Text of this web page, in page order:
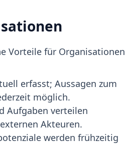
Vorteile für Organisationen
erfasst; Aussagen zum
möglich.
Aufgaben verteilen
Akteuren.
werden frühzeitig